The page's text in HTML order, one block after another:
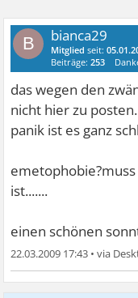
B bianca29
Mitglied seit:
Beiträge:253
das wegen den
nicht hier zu
panik ist es ganz
ist.......
einen schönen
22.03.2009 17:43 •